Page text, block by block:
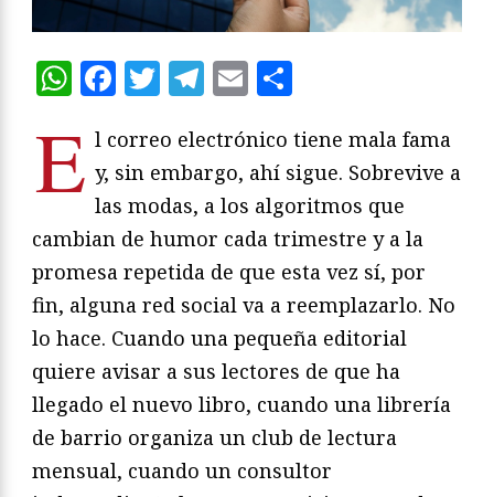
WhatsApp
Facebook
Twitter
Telegram
Email
E l correo electrónico tiene mala fama
y, sin embargo, ahí sigue. Sobrevive a
las modas, a los algoritmos que
cambian de humor cada trimestre y a la
promesa repetida de que esta vez sí, por
fin, alguna red social va a reemplazarlo. No
lo hace. Cuando una pequeña editorial
quiere avisar a sus lectores de que ha
llegado el nuevo libro, cuando una librería
de barrio organiza un club de lectura
mensual, cuando un consultor